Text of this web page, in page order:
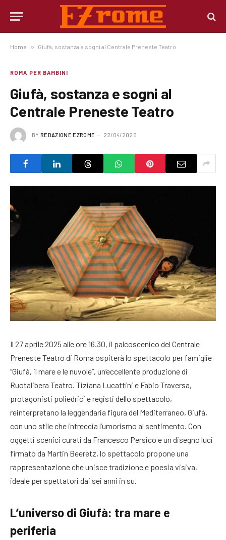
Home » Giufà, sostanza e sogni al Centrale Preneste Teatro
ROMA PER BAMBINI
Giufà, sostanza e sogni al
Centrale Preneste Teatro
BY REDAZIONE EZROME 22/04/2025
Il 27 aprile 2025 alle ore 16.30, il palcoscenico del Centrale
Preneste Teatro di Roma ospiterà lo spettacolo per famiglie
“Giufà, il mare e le nuvole”, un’eccellente produzione di
Ruotalibera Teatro. Tiziana Lucattini e Fabio Traversa,
protagonisti poliedrici e registi dello spettacolo,
reinterpretano la leggendaria figura del Mediterraneo, Giufà,
con uno stile che intreccia l’umorismo al sentimento. Con
oggetti scenici curati da Francesco Persico e un disegno luci
firmato da Martin Beeretz, lo spettacolo propone una
rappresentazione che unisce tradizione e poesia visiva,
ideale per spettatori dai sei anni in su.
L’universo di Giufà: tra mare e
periferia